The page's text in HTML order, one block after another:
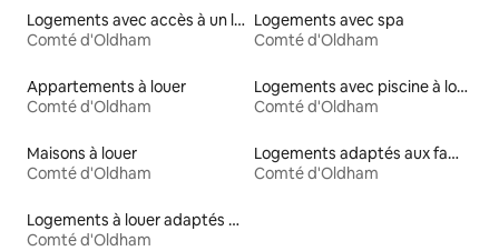
Logements avec accès à un lac
Comté d'Oldham
Logements avec spa
Comté d'Oldham
Appartements à louer
Comté d'Oldham
Logements avec piscine à louer
Comté d'Oldham
Maisons à louer
Comté d'Oldham
Logements adaptés aux familles à louer
Comté d'Oldham
Logements à louer adaptés aux animaux
Comté d'Oldham